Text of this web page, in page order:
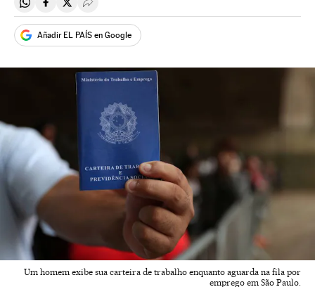
Compartir en Whatsapp
Compartir en Facebook
Compartir en Twitter
Desplegar Redes Sociales
Añadir EL PAÍS en Google
Um homem exibe sua carteira de trabalho enquanto aguarda na fila por
emprego em São Paulo.